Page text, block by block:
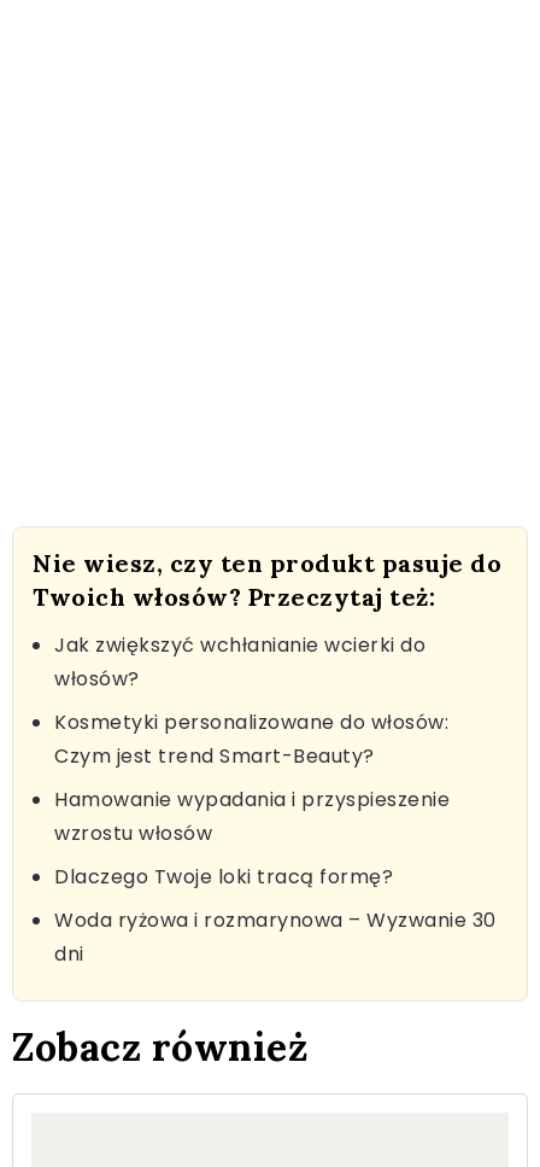
Nie wiesz, czy ten produkt pasuje do
Twoich włosów? Przeczytaj też:
Jak zwiększyć wchłanianie wcierki do
włosów?
Kosmetyki personalizowane do włosów:
Czym jest trend Smart-Beauty?
Hamowanie wypadania i przyspieszenie
wzrostu włosów
Dlaczego Twoje loki tracą formę?
Woda ryżowa i rozmarynowa – Wyzwanie 30
dni
Zobacz również